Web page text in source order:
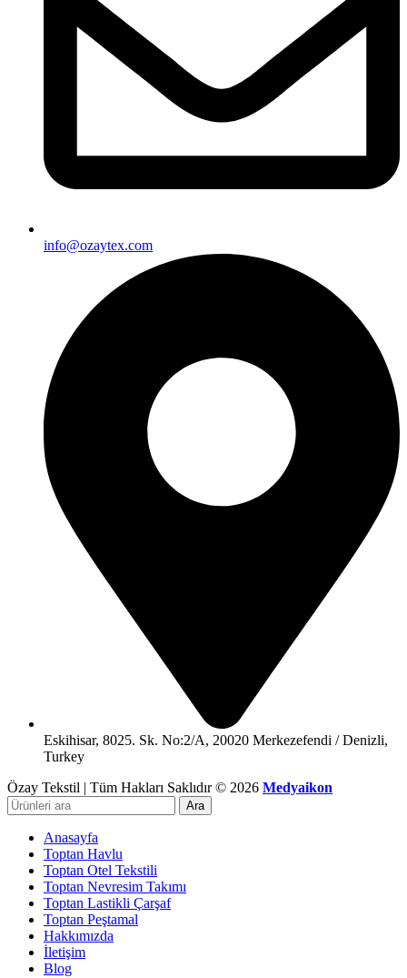
info@ozaytex.com
Eskihisar, 8025. Sk. No:2/A, 20020 Merkezefendi / Denizli,
Turkey
Özay Tekstil | Tüm Hakları Saklıdır © 2026 Medyaikon
Ara
Anasayfa
Toptan Havlu
Toptan Otel Tekstili
Toptan Nevresim Takımı
Toptan Lastikli Çarşaf
Toptan Peştamal
Hakkımızda
İletişim
Blog